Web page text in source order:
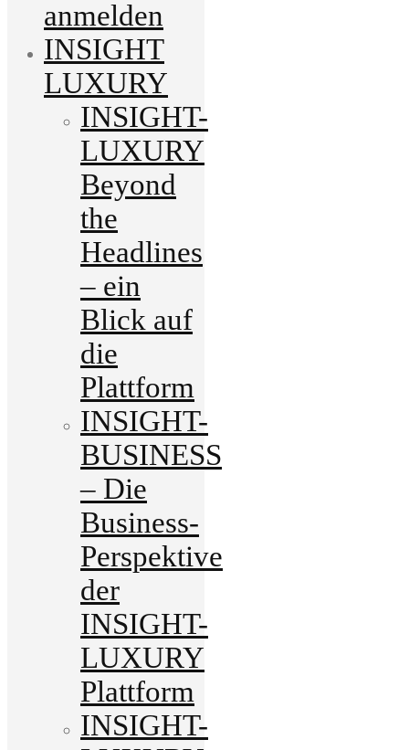
anmelden
INSIGHT
LUXURY
INSIGHT-
LUXURY
Beyond
the
Headlines
– ein
Blick auf
die
Plattform
INSIGHT-
BUSINESS
– Die
Business-
Perspektive
der
INSIGHT-
LUXURY
Plattform
INSIGHT-